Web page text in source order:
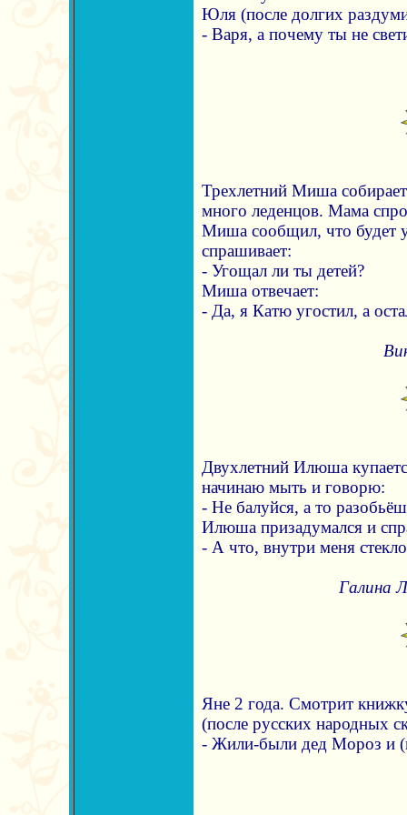
Юля (после долгих
- Варя, а почему ты не
Трехлетний Миша
много леденцов. Мама
Миша сообщил, что будет
спрашивает:
- Угощал ли ты детей?
Миша отвечает:
- Да, я Катю угостил, а
Двухлетний Илюша
начинаю мыть и говорю:
- Не балуйся, а то
Илюша призадумался и
- А что, внутри меня
Галина
Яне 2 года. Смотрит
(после русских народных
- Жили-были дед Мороз и